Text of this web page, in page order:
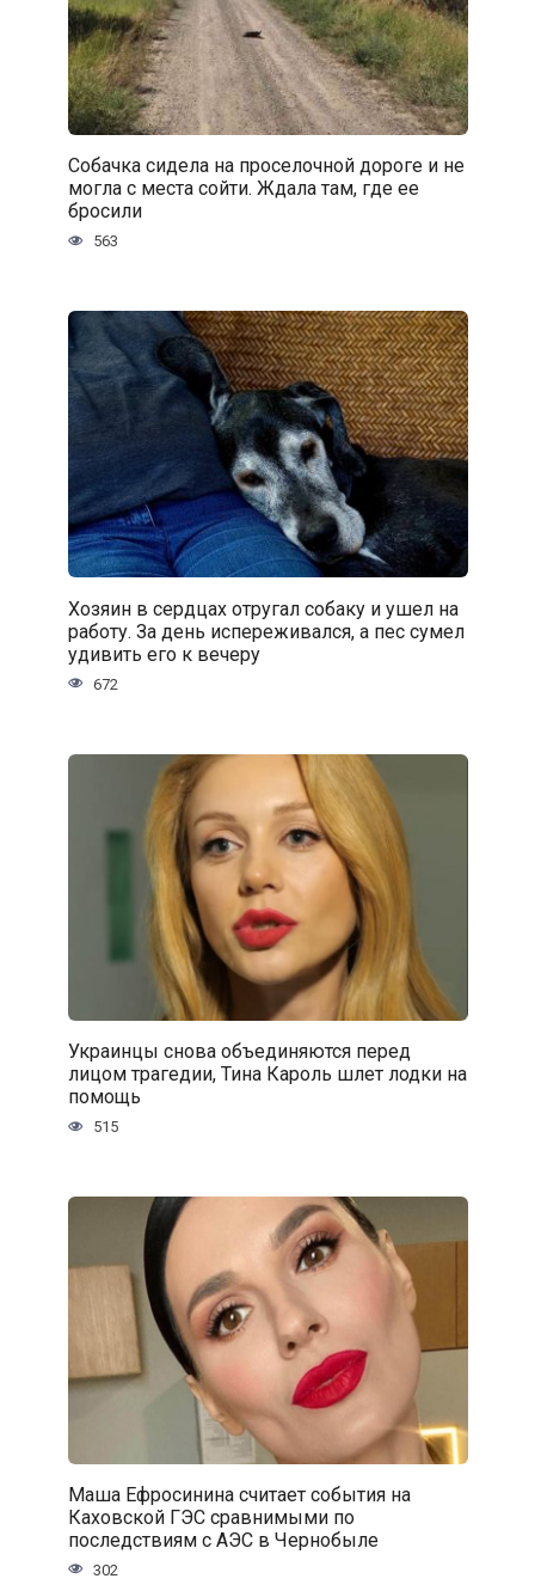
Собачка сидела на проселочной дороге и не
могла с места сойти. Ждала там, где ее
бросили
563
Хозяин в сердцах отругал собаку и ушел на
работу. За день испереживался, а пес сумел
удивить его к вечеру
672
Украинцы снова объединяются перед
лицом трагедии, Тина Кароль шлет лодки на
помощь
515
Маша Ефросинина считает события на
Каховской ГЭС сравнимыми по
последствиям с АЭС в Чернобыле
302